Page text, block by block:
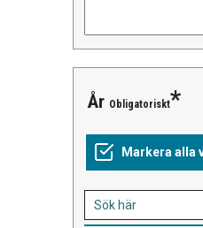
År Obligatoriskt